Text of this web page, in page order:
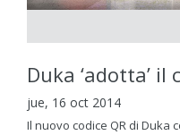
Duka ‘adotta’ il
jue, 16 oct 2014
Il nuovo codice QR di Duka